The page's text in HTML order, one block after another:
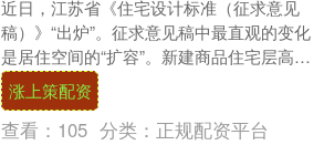
近日，江苏省《住宅设计标准（征求意见
稿）》“出炉”。征求意见稿中最直观的变化
是居住空间的“扩容”。新建商品住宅层高门
槛从2.8米提升至不低于3.1米，保障性住
房....
涨上策配资
查看： 105 分类： 正规配资平台